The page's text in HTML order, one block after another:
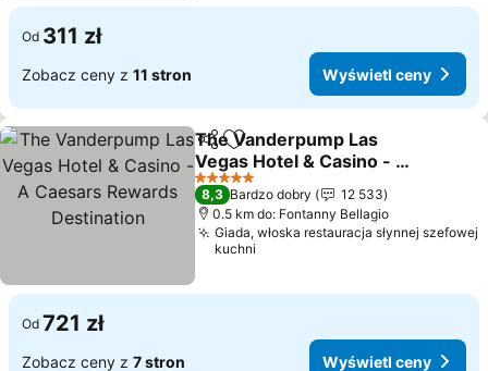
Od 311 zł
Zobacz ceny z 11 stron Wyświetl ceny
Udostępnij
Dodaj do ulubionych
The Vanderpump Las
Vegas Hotel & Casino - A
Caesars Rewards
Destination
Wyświetl ceny
5 Kategoria
8,3 Bardzo dobry
12 533
0.5 km do: Fontanny Bellagio
Giada, włoska restauracja słynnej szefowej
kuchni
Od 721 zł
Zobacz ceny z 7 stron Wyświetl ceny